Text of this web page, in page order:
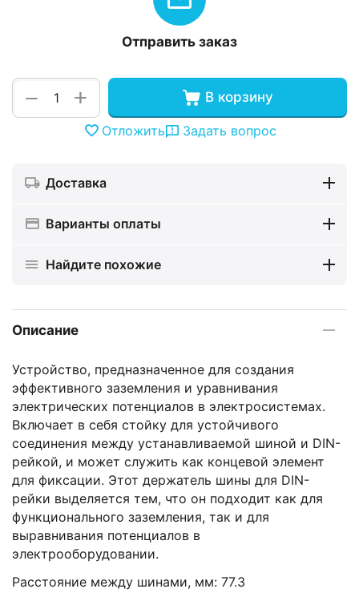
Отправить заказ
+
− В корзину
Отложить Задать вопрос
Доставка
Варианты оплаты
Найдите похожие
Описание
Устройство, предназначенное для создания
эффективного заземления и уравнивания
электрических потенциалов в электросистемах.
Включает в себя стойку для устойчивого
соединения между устанавливаемой шиной и DIN-
рейкой, и может служить как концевой элемент
для фиксации. Этот держатель шины для DIN-
рейки выделяется тем, что он подходит как для
функционального заземления, так и для
выравнивания потенциалов в
электрооборудовании.
Расстояние между шинами, мм: 77.3